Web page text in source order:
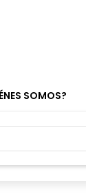
SOMOS?